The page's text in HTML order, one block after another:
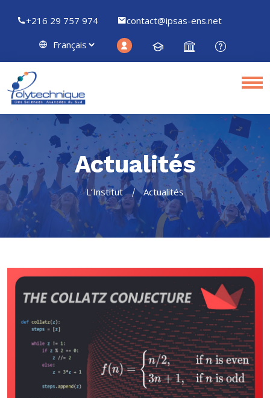
+216 29 757 974 contact@ipsas-ens.net
Actualités
L’Institut Actualités